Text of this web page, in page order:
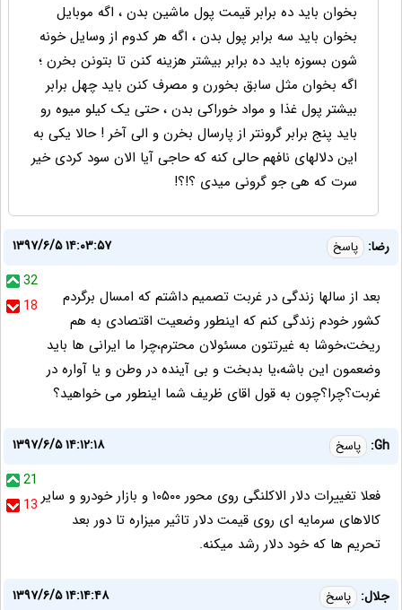
بخوان باید ده برابر قیمت پول ماشین بدن ، اگه موبایل
بخوان باید سه برابر پول بدن ، اگه هر کدوم از وسایل خونه
شون بسوزه باید ده برابر بیشتر هزینه کنن تا بتونن بخرن ؛
اگه بخوان مثل سابق بخورن و مصرف کنن باید چهل برابر
بیشتر پول غذا و مواد خوراکی بدن ، حتی یک کیلو میوه رو
باید پنج برابر گرونتر از پارسال بخرن و الی آخر ! حالا یکی به
این دلالهای نافهم حالی کنه که حاجی آیا الان سود کردی خیر
سرت که هی جو گرونی میدی ؟!؟!
رضا: پاسخ
۱۳۹۷/۶/۵ ۱۴:۰۳:۵۷
32
18
بعد از سالها زندگی در غربت تصمیم داشتم که امسال برگردم
کشور خودم زندگی کنم که اینطور وضعیت اقتصادی به هم
ریخت،خوشا به غیرتتون مسئولان محترم،چرا ما ایرانی ها باید
وضعمون این باشه،یا بدبخت و بی آینده در وطن و یا آواره در
غربت؟چرا؟چون به قول اقای ظریف شما اینطور می خواهید؟
Gh: پاسخ
۱۳۹۷/۶/۵ ۱۴:۱۲:۱۸
21
13 فعلا تغییرات دلار الاکلنگی روی محور ۱۰۵۰۰ و بازار خودرو و سایر
کالاهای سرمایه ای روی قیمت دلار تاثیر میزاره تا دور بعد
تحریم ها که خود دلار رشد میکنه.
جلال: پاسخ
۱۳۹۷/۶/۵ ۱۴:۱۴:۴۸